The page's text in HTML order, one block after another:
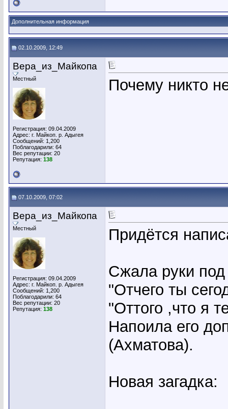
Дополнительная информация
02.10.2009, 12:49
Вера_из_Майкопа
Местный
Регистрация: 09.04.2009
Адрес: г. Майкоп. р. Адыгея
Сообщений: 1,200
Поблагодарили: 64
Вес репутации: 20
Репутация: 138
Почему никто
07.10.2009, 07:02
Вера_из_Майкопа
Местный
Регистрация: 09.04.2009
Адрес: г. Майкоп. р. Адыгея
Сообщений: 1,200
Поблагодарили: 64
Вес репутации: 20
Репутация: 138
Придётся
Сжала руки
"Отчего ты
"Оттого ,что я
Напоила его
(Ахматова).
Новая загадка: